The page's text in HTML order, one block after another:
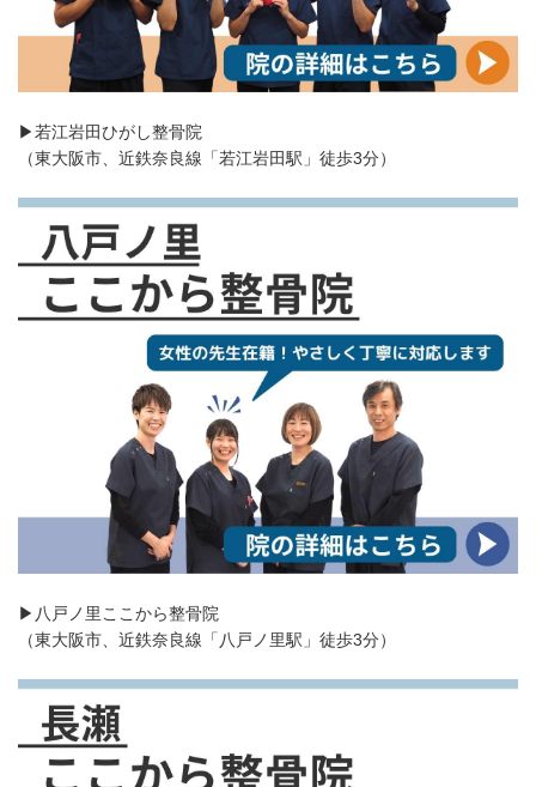
▶若江岩田ひがし整骨院
（東大阪市、近鉄奈良線「若江岩田駅」徒歩3分）
▶八戸ノ里ここから整骨院
（東大阪市、近鉄奈良線「八戸ノ里駅」徒歩3分）